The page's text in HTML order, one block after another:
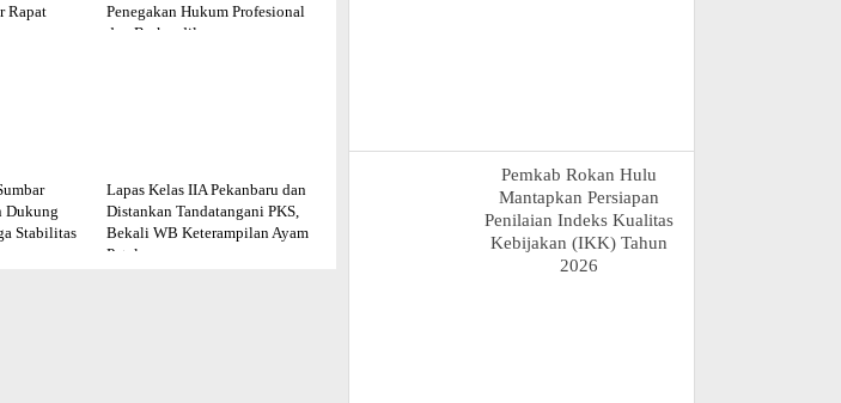
Rapat
Penegakan Hukum Profesional
dan Berkeadilan
Dukung
Stabilitas
Lapas Kelas IIA Pekanbaru dan
Distankan Tandatangani PKS,
Bekali WB Keterampilan Ayam
Petelur
Pemkab Rokan Hulu
Mantapkan Persiapan
Penilaian Indeks Kualitas
Kebijakan (IKK) Tahun
2026